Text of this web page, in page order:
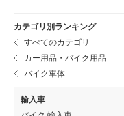
カテゴリ別ランキング
すべてのカテゴリ
カー用品・バイク用品
バイク車体
輸入車